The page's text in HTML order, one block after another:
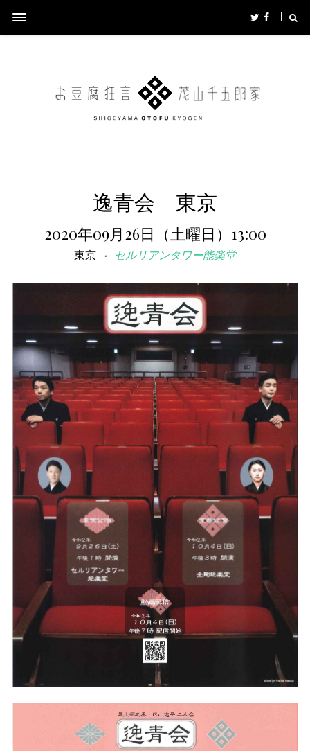
逸青会 東京
2020年09月26日（土曜日）13:00
東京 セルリアンタワー能楽堂